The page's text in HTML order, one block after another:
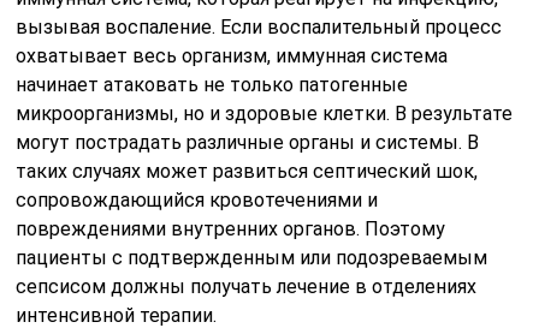
вызывая воспаление. Если воспалительный процесс
охватывает весь организм, иммунная система
начинает атаковать не только патогенные
микроорганизмы, но и здоровые клетки. В результате
могут пострадать различные органы и системы. В
таких случаях может развиться септический шок,
сопровождающийся кровотечениями и
повреждениями внутренних органов. Поэтому
пациенты с подтвержденным или подозреваемым
сепсисом должны получать лечение в отделениях
интенсивной терапии.